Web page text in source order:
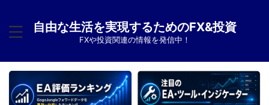
自由な生活を実現するためのFX&投資
FXや投資関連の情報を発信中！